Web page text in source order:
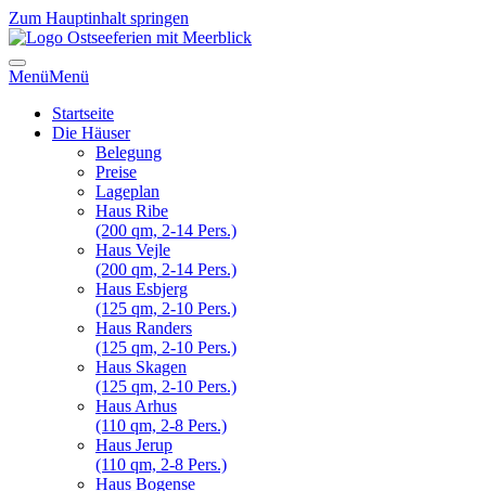
Zum Hauptinhalt springen
MenüMenü
Startseite
Die Häuser
Belegung
Preise
Lageplan
Haus Ribe
(200 qm, 2-14 Pers.)
Haus Vejle
(200 qm, 2-14 Pers.)
Haus Esbjerg
(125 qm, 2-10 Pers.)
Haus Randers
(125 qm, 2-10 Pers.)
Haus Skagen
(125 qm, 2-10 Pers.)
Haus Arhus
(110 qm, 2-8 Pers.)
Haus Jerup
(110 qm, 2-8 Pers.)
Haus Bogense